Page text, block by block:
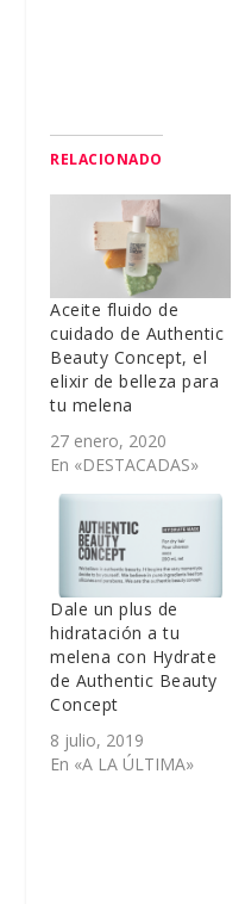
RELACIONADO
Aceite fluido de
cuidado de Authentic
Beauty Concept, el
elixir de belleza para
tu melena
27 enero, 2020
En «DESTACADAS»
Dale un plus de
hidratación a tu
melena con Hydrate
de Authentic Beauty
Concept
8 julio, 2019
En «A LA ÚLTIMA»